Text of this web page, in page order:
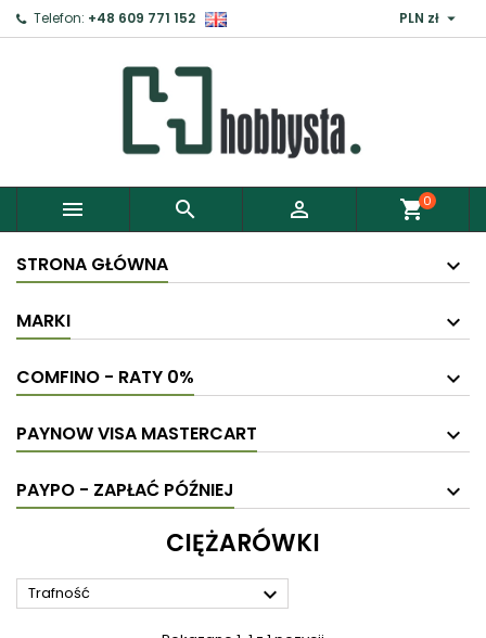
Telefon: +48 609 771 152 PLN zł 
   shopping_cart0
STRONA GŁÓWNA
MARKI
COMFINO - RATY 0%
PAYNOW VISA MASTERCART
PAYPO - ZAPŁAĆ PÓŹNIEJ
CIĘŻARÓWKI
Trafność 
Zaloguj ×
Aby zapisać produkty do Schowka, musisz się
Anuluj Zaloguj